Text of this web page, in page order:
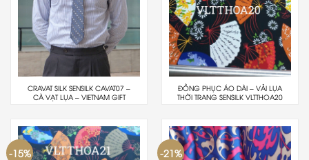
CRAVAT SILK SENSILK CAVAT07 –
CÀ VẠT LỤA – VIETNAM GIFT
ĐỒNG PHỤC ÁO DÀI – VẢI LỤA
THỜI TRANG SENSILK VLTTHOA20
-15% -21%